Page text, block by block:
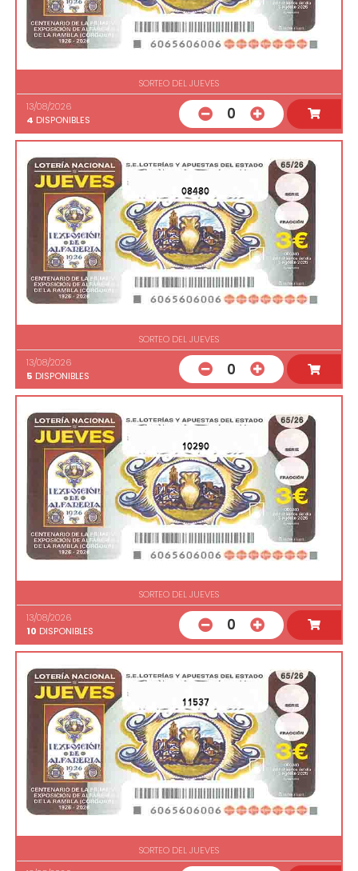
SORTEO DEL JUEVES
13/08/2026
4 DISPONIBLES 0
08480
SORTEO DEL JUEVES
13/08/2026
5 DISPONIBLES 0
10290
SORTEO DEL JUEVES
13/08/2026
10 DISPONIBLES 0
11537
SORTEO DEL JUEVES